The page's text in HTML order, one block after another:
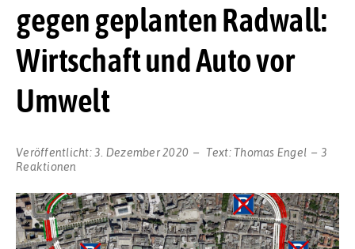
gegen geplanten Radwall:
Wirtschaft und Auto vor
Umwelt
Veröffentlicht:3. Dezember 2020 Text:Thomas Engel
3
Reaktionen